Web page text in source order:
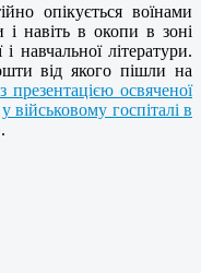
опікується воїнами
і навіть в окопи в зоні
навчальної літератури.
від якого пішли на
презентацією освяченої
військовому госпіталі в